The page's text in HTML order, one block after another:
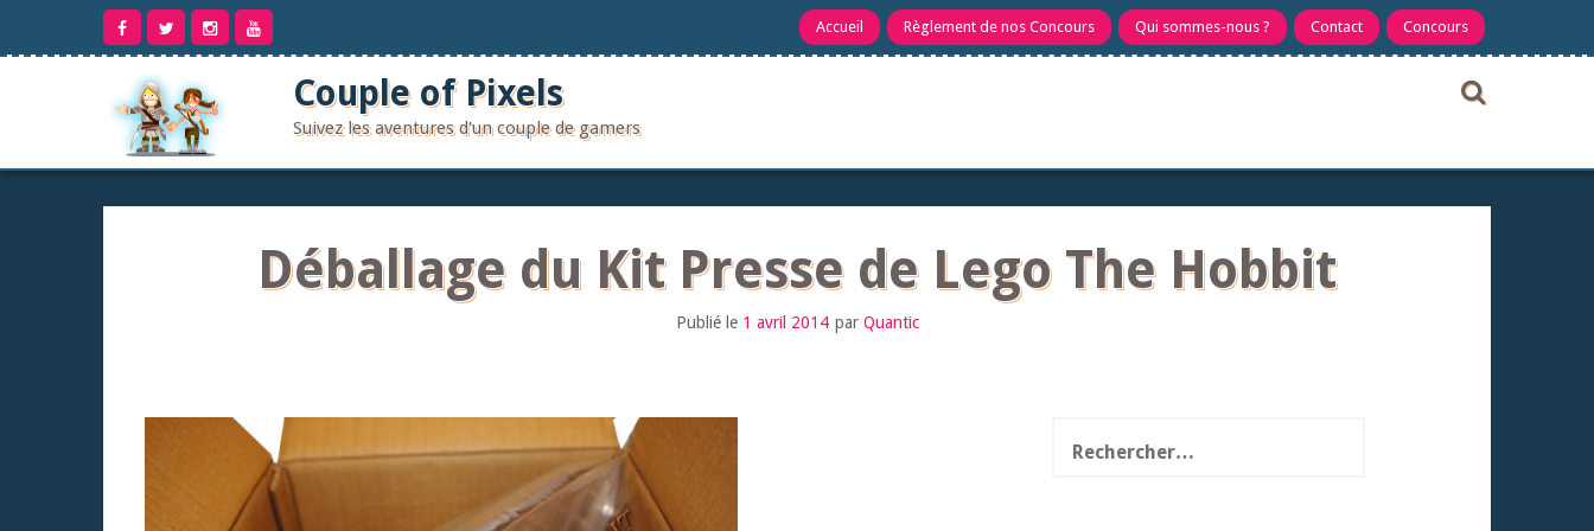
contenu
Accueil Règlement de nos Concours Qui sommes-nous ? Contact Concours
Couple of Pixels
Suivez les aventures d'un couple de gamers
Déballage du Kit Presse de Lego The Hobbit
Publié le 1 avril 2014 par Quantic